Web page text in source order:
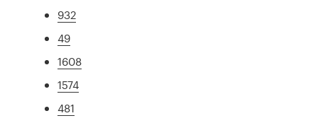
932
49
1608
1574
481